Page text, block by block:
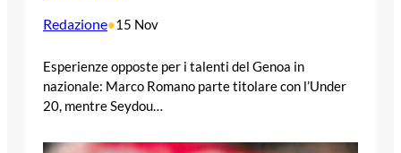
Redazione•15 Nov
Esperienze opposte per i talenti del Genoa in
nazionale: Marco Romano parte titolare con l’Under
20, mentre Seydou…